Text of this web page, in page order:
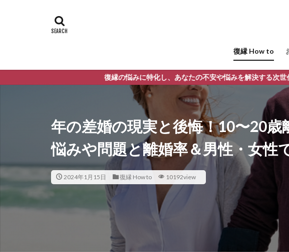
復縁 How to
復縁の悩みに特化し、あなたの不安や悩みを解決する次世代の復縁メディア
年の差婚の現実と後悔！10〜20
悩みや問題と離婚率＆男性・女性
2024年1月15日 復縁 How to 10192view